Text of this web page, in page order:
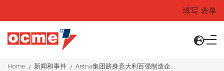
填写 表单
home 新闻和事件 aetna集团跻身意大利百强制造企业 出席2025年“冠军企业”高峰会